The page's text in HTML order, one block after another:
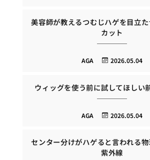
美容師が教えるつむじハゲを目立
カット
2026.05.04
AGA
ウィッグを使う前に試してほしい
2026.05.04
AGA
センター分けがハゲると言われる
紫外線